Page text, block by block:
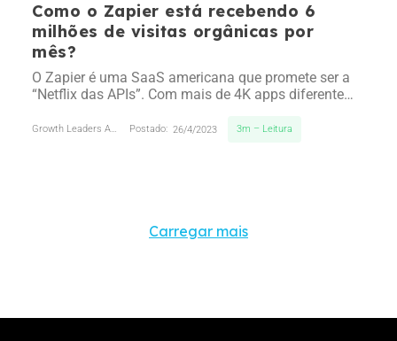
Como o Zapier está recebendo 6
milhões de visitas orgânicas por
mês?
O Zapier é uma SaaS americana que promete ser a
“Netflix das APIs”. Com mais de 4K apps diferentes
qualquer integração que tenha em mente e
Growth Leaders Academy Postado: 26/4/2023 3m – Leitura
Carregar mais